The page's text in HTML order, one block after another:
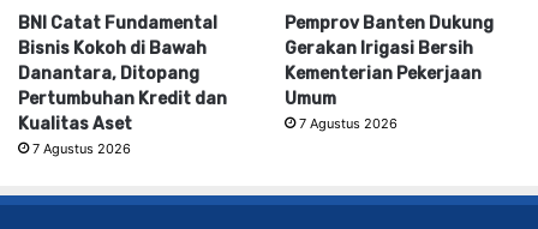
BNI Catat Fundamental
Bisnis Kokoh di Bawah
Danantara, Ditopang
Pertumbuhan Kredit dan
Kualitas Aset
7 Agustus 2026
Pemprov Banten Dukung
Gerakan Irigasi Bersih
Kementerian Pekerjaan
Umum
7 Agustus 2026